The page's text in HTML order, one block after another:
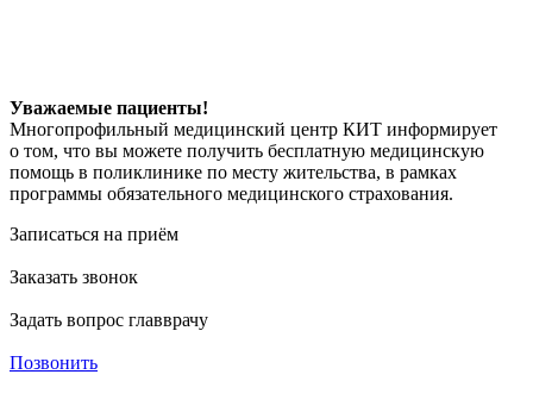
Уважаемые пациенты!
Многопрофильный медицинский центр КИТ информирует
о том, что вы можете получить бесплатную медицинскую
помощь в поликлинике по месту жительства, в рамках
программы обязательного медицинского страхования.
Записаться на приём
Заказать звонок
Задать вопрос главврачу
Позвонить